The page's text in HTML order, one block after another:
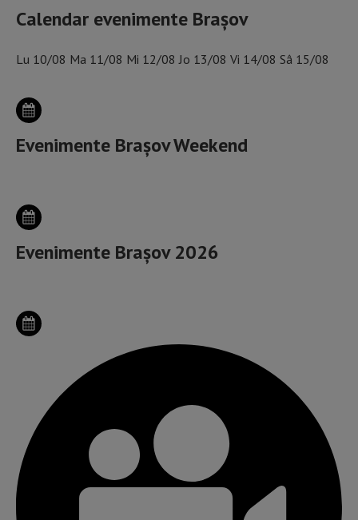
Calendar evenimente Brașov
Lu 10/08 Ma 11/08 Mi 12/08 Jo 13/08 Vi 14/08 Sâ 15/08
Evenimente Brașov Weekend
Evenimente Brașov 2026